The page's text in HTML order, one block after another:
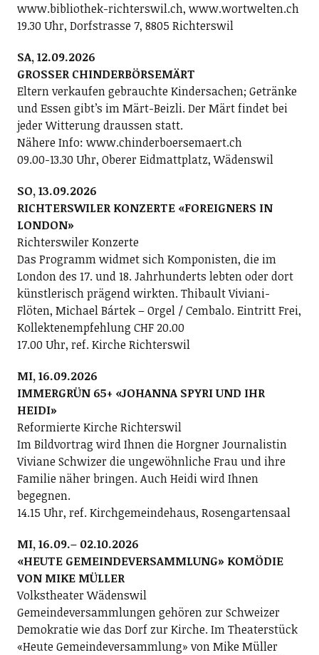
www.bibliothek-richterswil.ch, www.wortwelten.ch
19.30 Uhr, Dorfstrasse 7, 8805 Richterswil
SA, 12.09.2026
GROSSER CHINDERBÖRSEMÄRT
Eltern verkaufen gebrauchte Kindersachen; Getränke
und Essen gibt’s im Märt-Beizli. Der Märt findet bei
jeder Witterung draussen statt.
Nähere Info: www.chinderboersemaert.ch
09.00-13.30 Uhr, Oberer Eidmattplatz, Wädenswil
SO, 13.09.2026
RICHTERSWILER KONZERTE «FOREIGNERS IN
LONDON»
Richterswiler Konzerte
Das Programm widmet sich Komponisten, die im
London des 17. und 18. Jahrhunderts lebten oder dort
künstlerisch prägend wirkten. Thibault Viviani-
Flöten, Michael Bártek – Orgel / Cembalo. Eintritt Frei,
Kollektenempfehlung CHF 20.00
17.00 Uhr, ref. Kirche Richterswil
MI, 16.09.2026
IMMERGRÜN 65+ «JOHANNA SPYRI UND IHR
HEIDI»
Reformierte Kirche Richterswil
Im Bildvortrag wird Ihnen die Horgner Journalistin
Viviane Schwizer die ungewöhnliche Frau und ihre
Familie näher bringen. Auch Heidi wird Ihnen
begegnen.
14.15 Uhr, ref. Kirchgemeindehaus, Rosengartensaal
MI, 16.09.– 02.10.2026
«HEUTE GEMEINDEVERSAMMLUNG» KOMÖDIE
VON MIKE MÜLLER
Volkstheater Wädenswil
Gemeindeversammlungen gehören zur Schweizer
Demokratie wie das Dorf zur Kirche. Im Theaterstück
«Heute Gemeindeversammlung» von Mike Müller